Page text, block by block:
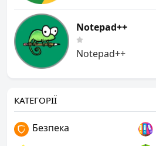
Notepad++
Notepad++
КАТЕГОРІЇ
Безпека